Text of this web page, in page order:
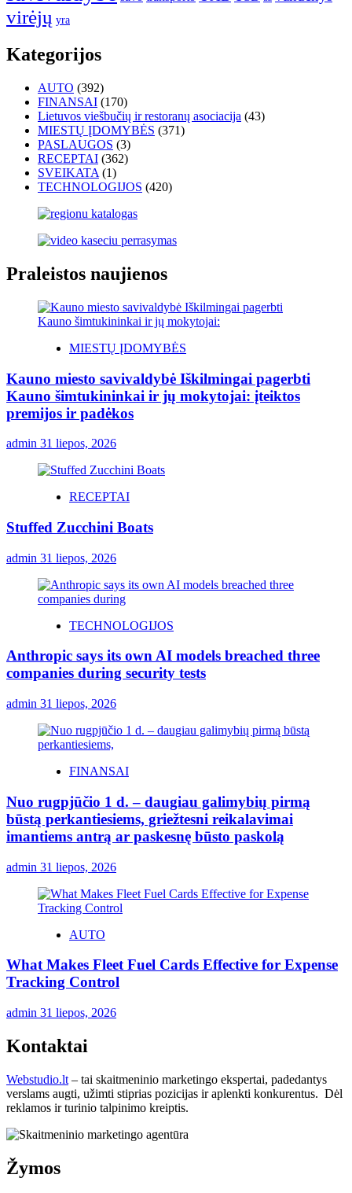
virėjų yra
Kategorijos
AUTO (392)
FINANSAI (170)
Lietuvos viešbučių ir restoranų asociacija (43)
MIESTŲ ĮDOMYBĖS (371)
PASLAUGOS (3)
RECEPTAI (362)
SVEIKATA (1)
TECHNOLOGIJOS (420)
Praleistos naujienos
MIESTŲ ĮDOMYBĖS
Kauno miesto savivaldybė Iškilmingai pagerbti
Kauno šimtukininkai ir jų mokytojai: įteiktos
premijos ir padėkos
admin 31 liepos, 2026
RECEPTAI
Stuffed Zucchini Boats
admin 31 liepos, 2026
TECHNOLOGIJOS
Anthropic says its own AI models breached three
companies during security tests
admin 31 liepos, 2026
FINANSAI
Nuo rugpjūčio 1 d. – daugiau galimybių pirmą
būstą perkantiesiems, griežtesni reikalavimai
imantiems antrą ar paskesnę būsto paskolą
admin 31 liepos, 2026
AUTO
What Makes Fleet Fuel Cards Effective for Expense
Tracking Control
admin 31 liepos, 2026
Kontaktai
Webstudio.lt – tai skaitmeninio marketingo ekspertai, padedantys
verslams augti, užimti stiprias pozicijas ir aplenkti konkurentus. Dėl
reklamos ir turinio talpinimo kreiptis.
Žymos